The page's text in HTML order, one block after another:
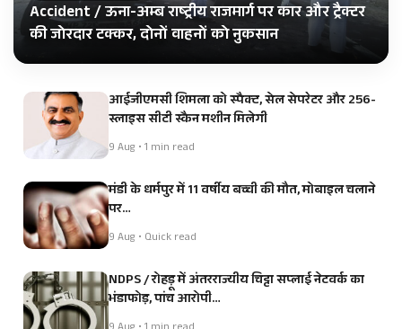
Accident / ऊना-अम्ब राष्ट्रीय राजमार्ग पर कार और ट्रैक्टर
की जोरदार टक्कर, दोनों वाहनों को नुकसान
आईजीएमसी शिमला को स्पैक्ट, सेल सेपरेटर और 256-
स्लाइस सीटी स्कैन मशीन मिलेगी
9 Aug • 1 min read
मंडी के धर्मपुर में 11 वर्षीय बच्ची की मौत, मोबाइल चलाने
पर…
9 Aug • Quick read
NDPS / रोहड़ू में अंतरराज्यीय चिट्टा सप्लाई नेटवर्क का
भंडाफोड़, पांच आरोपी…